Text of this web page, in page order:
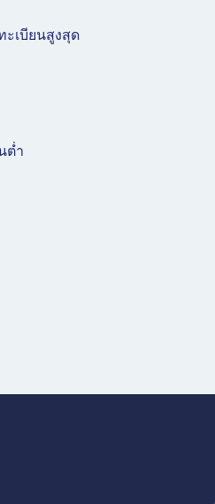
ะเบียนสูงสุด
ต่ำ